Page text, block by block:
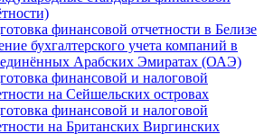
финансовой отчетности в Белизе
бухгалтерского учета компаний в
Арабских Эмиратах (ОАЭ)
финансовой и налоговой
на Сейшельских островах
финансовой и налоговой
на Британских Виргинских